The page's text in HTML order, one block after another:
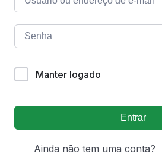
Manter logado
Entrar
Ainda não tem uma conta?